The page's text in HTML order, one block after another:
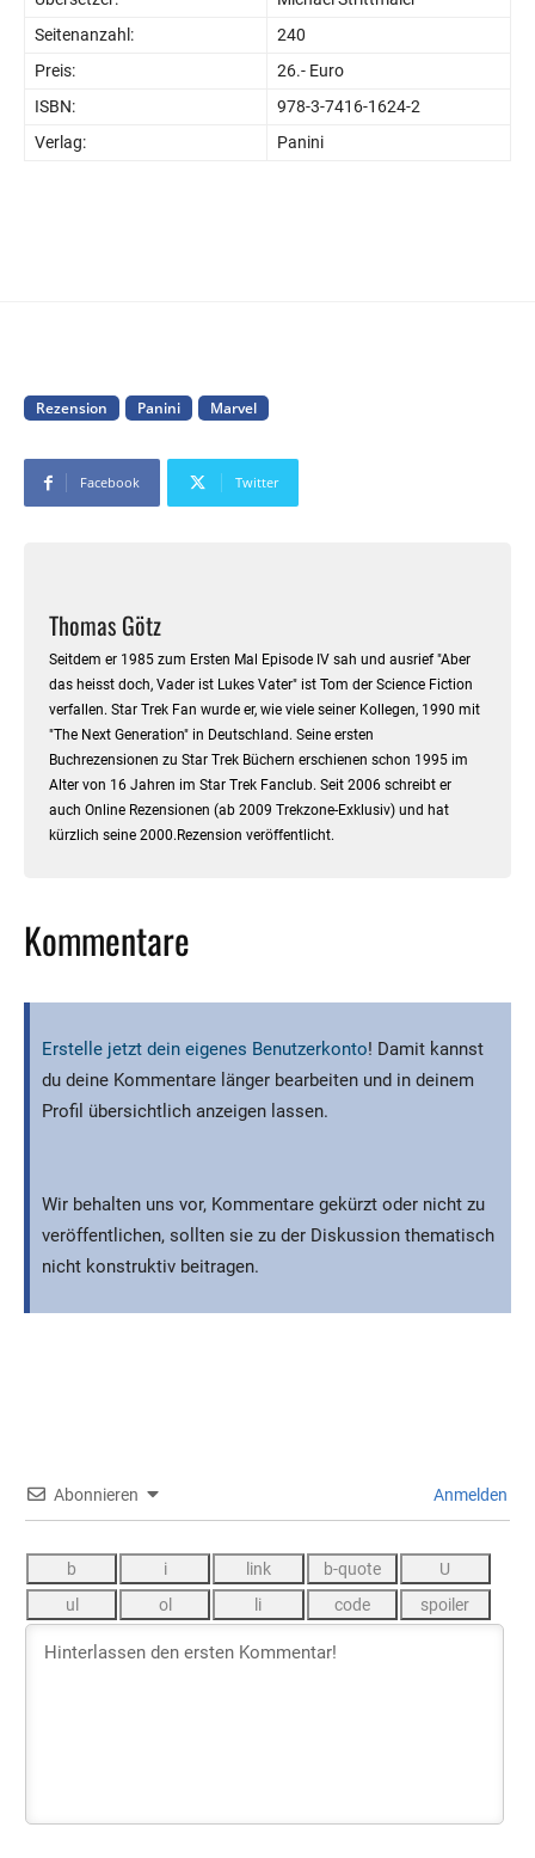
Seitenanzahl:
240
Preis:
26.- Euro
ISBN:
978-3-7416-1624-2
Verlag:
Panini
Rezension Panini Marvel
Facebook Twitter
Thomas Götz
Seitdem er 1985 zum Ersten Mal Episode IV sah und ausrief "Aber
das heisst doch, Vader ist Lukes Vater" ist Tom der Science Fiction
verfallen. Star Trek Fan wurde er, wie viele seiner Kollegen, 1990 mit
"The Next Generation" in Deutschland. Seine ersten
Buchrezensionen zu Star Trek Büchern erschienen schon 1995 im
Alter von 16 Jahren im Star Trek Fanclub. Seit 2006 schreibt er
auch Online Rezensionen (ab 2009 Trekzone-Exklusiv) und hat
kürzlich seine 2000.Rezension veröffentlicht.
Kommentare
Erstelle jetzt dein eigenes Benutzerkonto! Damit kannst
du deine Kommentare länger bearbeiten und in deinem
Profil übersichtlich anzeigen lassen.
Wir behalten uns vor, Kommentare gekürzt oder nicht zu
veröffentlichen, sollten sie zu der Diskussion thematisch
nicht konstruktiv beitragen.
Abonnieren Anmelden